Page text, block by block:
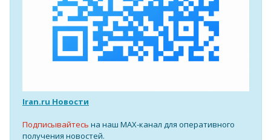
Iran.ru Новости
Подписывайтесь на наш MAX-канал для оперативного
получения новостей.